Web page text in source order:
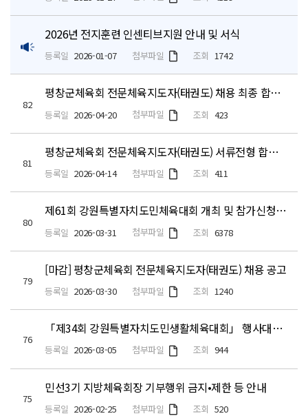
2026년 전지훈련 인센티브지원 안내 및 서식
등록일 2026-01-07 첨부파일 조회 1742
82
평창군체육회 전문체육지도자(태권도) 채용 최종 합격자 안내
등록일 2026-04-20 첨부파일 조회 423
81
평창군체육회 전문체육지도자(태권도) 서류전형 합격자 및 2차전형(면접) 알림
등록일 2026-04-14 첨부파일 조회 411
80
제61회 강원특별자치도민체육대회 개최 및 참가신청 안내
등록일 2026-03-31 첨부파일 조회 6378
79
[마감] 평창군체육회 전문체육지도자(태권도) 채용 공고
등록일 2026-03-30 첨부파일 조회 1240
76
「제34회 강원특별자치도민생활체육대회」 행사대행용역(긴급) 제안서 평가위원(후보자) 모집 공고
등록일 2026-03-05 첨부파일 조회 944
75
민선3기 지방체육회장 기부행위 금지•제한 등 안내
등록일 2026-02-25 첨부파일 조회 520